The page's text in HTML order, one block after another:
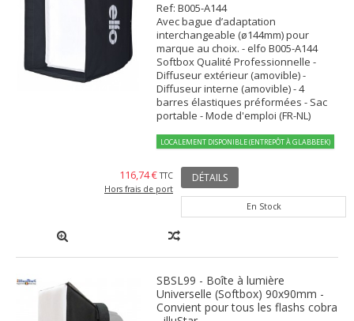
Ref: B005-A144
Avec bague d’adaptation
interchangeable (ø144mm) pour
marque au choix. - elfo B005-A144
Softbox Qualité Professionnelle -
Diffuseur extérieur (amovible) -
Diffuseur interne (amovible) - 4
barres élastiques préformées - Sac
portable - Mode d'emploi (FR-NL)
LOCALEMENT DISPONIBLE (ENTREPÔT À GLABBEEK)
116,74 € TTC
Hors frais de port
DÉTAILS
En Stock
SBSL99 - Boîte à lumière
Universelle (Softbox) 90x90mm -
Convient pour tous les flashs cobra